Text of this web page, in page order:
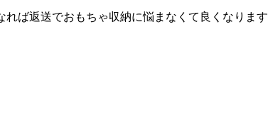
ば返送でおもちゃ収納に悩まなくて良くなります